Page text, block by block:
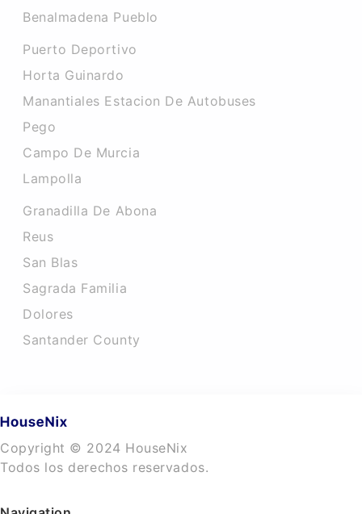
Benalmadena Pueblo
Puerto Deportivo
Horta Guinardo
Manantiales Estacion De Autobuses
Pego
Campo De Murcia
Lampolla
Granadilla De Abona
Reus
San Blas
Sagrada Familia
Dolores
Santander County
Copyright © 2024 HouseNix
Todos los derechos reservados.